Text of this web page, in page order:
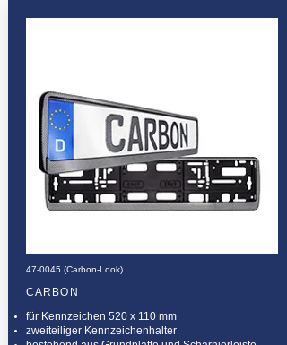
47-0045 (Carbon-Look)
CARBON
für Kennzeichen 520 x 110 mm
zweiteiliger Kennzeichenhalter